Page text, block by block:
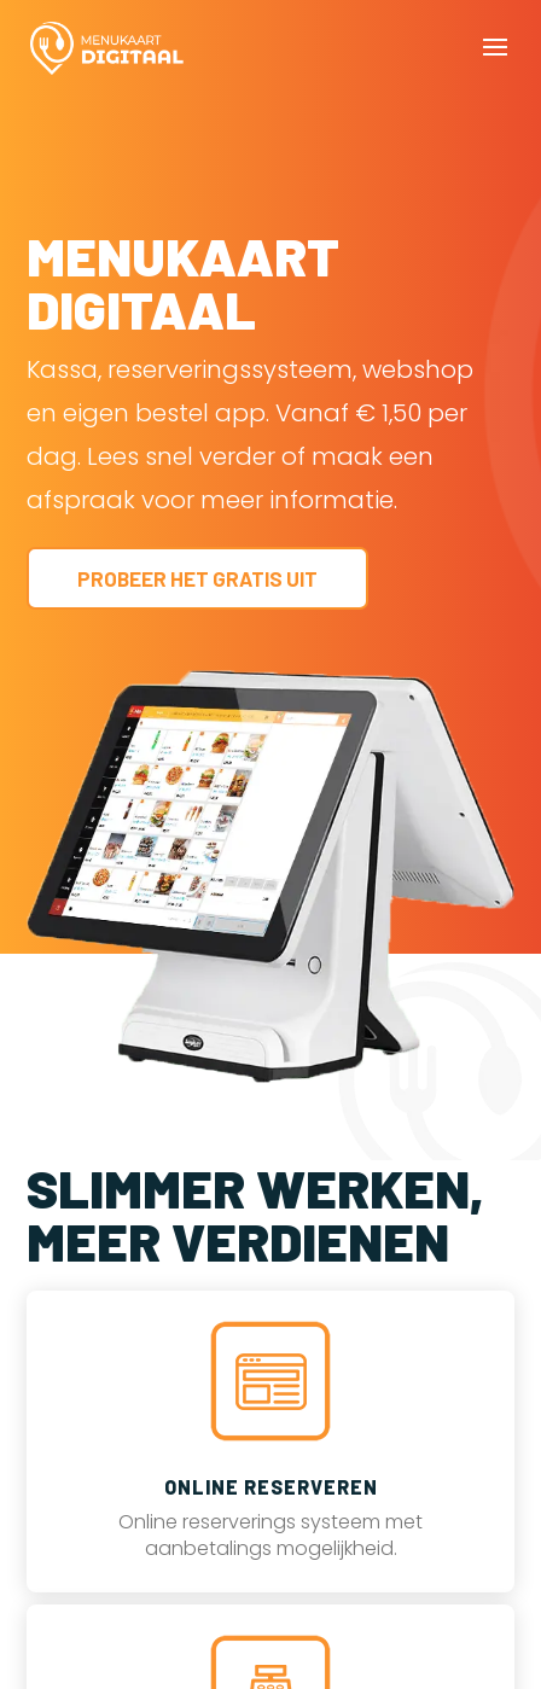
MENUKAART
DIGITAAL
Kassa, reserveringssysteem, webshop
en eigen bestel app. Vanaf € 1,50 per
dag. Lees snel verder of maak een
afspraak voor meer informatie.
PROBEER HET GRATIS UIT
SLIMMER WERKEN,
MEER VERDIENEN
ONLINE RESERVEREN
Online reserverings systeem met
aanbetalings mogelijkheid.